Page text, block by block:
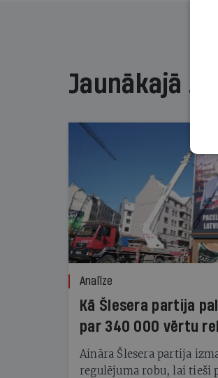
Jaunākajā
Analīze
Kā Šlesera partija
par 340 000 vērtu
kampaņu
Aināra Šlesera partija
regulējuma robu, lai tieši